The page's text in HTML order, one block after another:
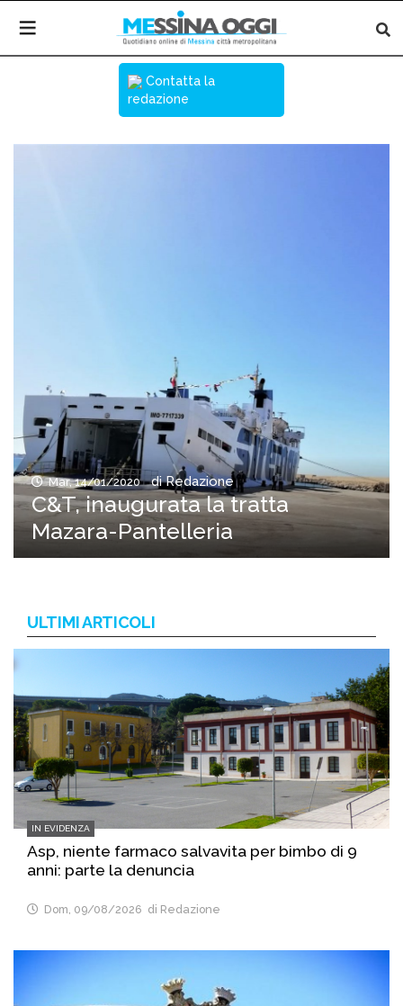
Contatta la
redazione
Mar, 14/01/2020 di Redazione
C&T, inaugurata la tratta
Mazara-Pantelleria
ULTIMI ARTICOLI
IN EVIDENZA
Asp, niente farmaco salvavita per bimbo di 9
anni: parte la denuncia
Dom, 09/08/2026 di Redazione